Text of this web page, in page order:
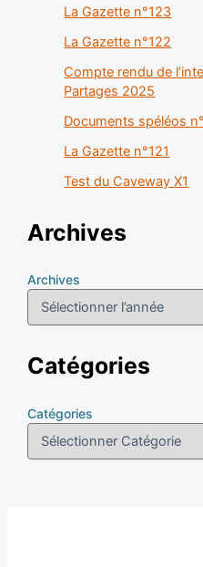
La Gazette n°123
La Gazette n°122
Compte rendu de
Partages 2025
Documents spéléos
La Gazette n°121
Test du Caveway X1
Archives
Archives
Catégories
Catégories